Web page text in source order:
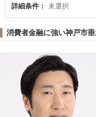
消費者金融の債務整理を法律相
詳細条件 未選択
消費者金融に強い神戸市